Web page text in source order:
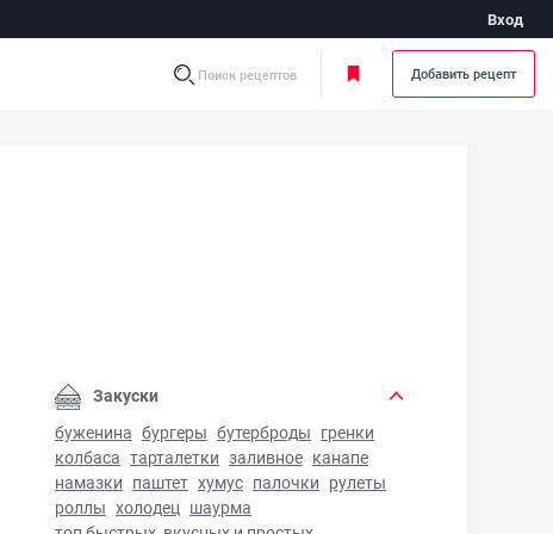
Вход
Поиск рецептов Добавить рецепт
Суфле шоколадное - фото готового блюда
Закуски
буженина бургеры бутерброды гренки
колбаса тарталетки заливное канапе
намазки паштет хумус палочки рулеты
роллы холодец шаурма